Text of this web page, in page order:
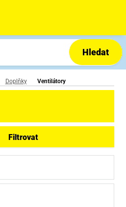
Hledat
Doplňky Ventilátory
Filtrovat